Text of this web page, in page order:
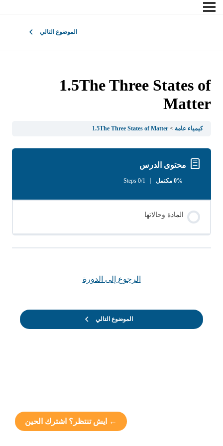
الموضوع التالي
1.5The Three States of
Matter
كيمياء عامة 1.5The Three States of Matter
محتوى الدرس
0% مكتمل 0/1 Steps
المادة وحالاتها
الرجوع إلى الدورة
الموضوع التالي
← ايش تنتظر؟ اشترك الحين